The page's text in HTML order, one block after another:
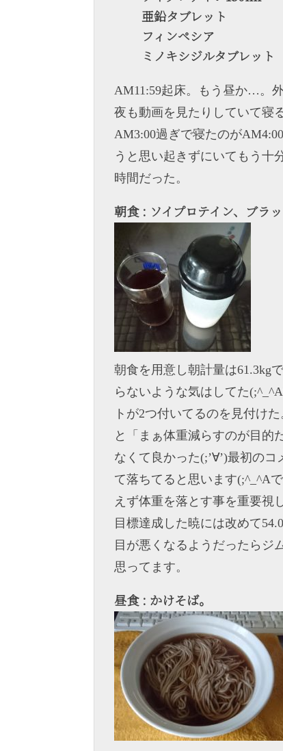
亜鉛タブレット
フィンペシア
ミノキシジルタブレット
AM11:59起床。もう昼か…。
夜も動画を見たりしていて寝
AM3:00過ぎで寝たのが
うと思い起きずにいてもう十
時間だった。
朝食 : ソイプロテイン、ブラッ
朝食を用意し朝計量は61.3kg
らないような気はしてた
トが2つ付いてるのを見付け
と「まぁ体重減らすのが目的
なくて良かった(;’∀’)最初の
て落ちてると思います(;^_^A
えず体重を落とす事を重要視
目標達成した暁には改めて
目が悪くなるようだったらジ
思ってます。
昼食 : かけそば。